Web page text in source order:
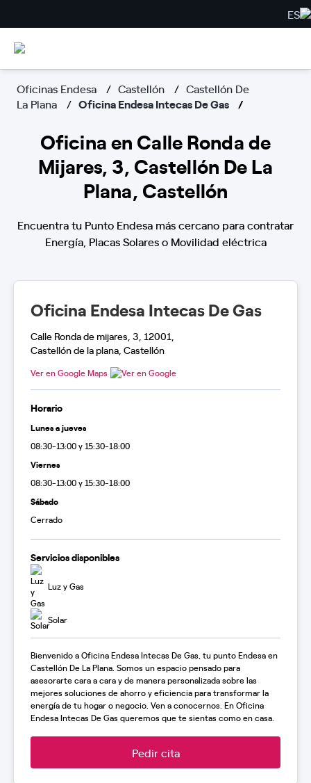
ES
Oficinas Endesa Castellón
Castellón De
La Plana
Oficina Endesa Intecas De Gas
Oficina en Calle Ronda de
Mijares, 3, Castellón De La
Plana, Castellón
Encuentra tu Punto Endesa más cercano para contratar
Energía, Placas Solares o Movilidad eléctrica
Oficina Endesa Intecas De Gas
Calle Ronda de mijares, 3, 12001,
Castellón de la plana, Castellón
Ver en Google Maps
Horario
Lunes a jueves
08:30-13:00 y 15:30-18:00
Viernes
08:30-13:00 y 15:30-18:00
Sábado
Cerrado
Servicios disponibles
Luz y Gas
Solar
Bienvenido a Oficina Endesa Intecas De Gas, tu punto Endesa en
Castellón De La Plana. Somos un espacio pensado para
asesorarte cara a cara y de manera personalizada sobre las
mejores soluciones de ahorro y eficiencia para transformar la
energía de tu hogar o negocio. Ven a conocernos. En Oficina
Endesa Intecas De Gas queremos que te sientas como en casa.
Pedir cita